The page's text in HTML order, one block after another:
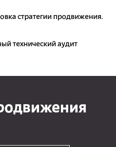
стратегии продвижения.
технический аудит